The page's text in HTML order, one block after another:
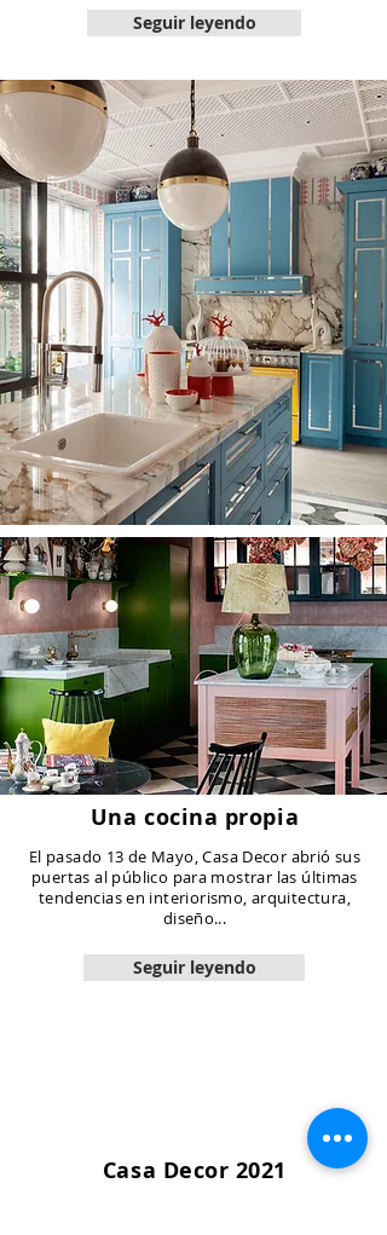
Seguir leyendo
Una cocina propia
El pasado 13 de Mayo, Casa Decor abrió sus
puertas al público para mostrar las últimas
tendencias en interiorismo, arquitectura,
diseño...
Seguir leyendo
Casa Decor 2021